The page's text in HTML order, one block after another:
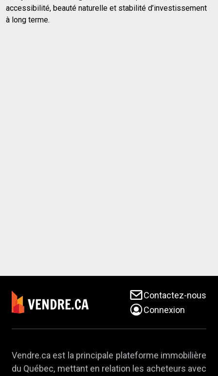
accessibilité, beauté naturelle et stabilité d’investissement
à long terme.
Contactez-nous
Connexion
Vendre.ca est la principale plateforme immobilière
du Québec, mettant en relation les acheteurs avec